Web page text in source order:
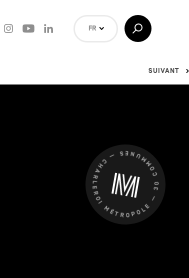
FacebookInstagramYoutube
FR
Afficher/Masquer
la
Recherche
SUIVANT
CHARLEROI MÉTROPOLE — 30 COMMUNES —